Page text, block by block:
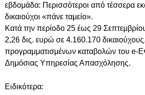
εβδομάδα: Περισσότεροι από τέσσερα
δικαιούχοι «πάνε ταμείο».
Κατά την περίοδο 25 έως 29
2,26 δις. ευρώ σε 4.160.170
προγραμματισμένων καταβολών του e-
Δημόσιας Υπηρεσίας Απασχόλησης.
Ειδικότερα: